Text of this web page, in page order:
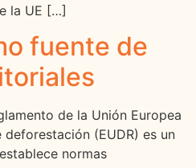
la UE […]
fuente de
de la Unión Europea
(EUDR) es un
normas